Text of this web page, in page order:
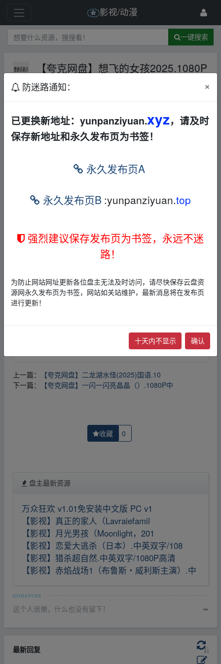
影视/动漫
一键搜索
【夸克网盘】想飞的女孩2025.1080P
中字高清收藏
【夸克网盘】想飞的女孩 2025.1080P 中字
fr▪om w_ww.y‥un‥pan▪zi‥yu‥an.xy▪z
免责声明
1，本站所有内容均为站内网盘爱好者分享发布的网盘链接
者文责自负。
3，本文内所有链接指向的云盘网盘资源，其版权归版权方
所有！其实际管理权为帖子发布者所有，本站无法操作相
进行投诉，我们将在确认本文链接指向的资源存
在侵权后，立即删除相关介绍帖子！
上一篇：
【夸克网盘】二龙湖水怪(2025)国语.10
下一篇：
【夸克网盘】一闪一闪亮晶晶（）.1080P中
收藏 0
盘主最新资源
万众狂欢 v1.01免安装中文版 PC v1
【影视】真正的家人（Lavraiefamil
【影视】月光男孩（Moonlight，201
【影视】恋爱大逃杀（日本）.中英双字/108
【影视】猎杀超自然.中英双字/1080P高清
【影视】赤焰战场1（布鲁斯・威利斯主演）.中
这个人很懒，什么也没有留下！ ➦
最新回复
防迷路通知： ×
已更换新地址：yunpanziyuan.xyz，请及时
保存新地址和永久发布页为书签！
永久发布页A
永久发布页B :yunpanziyuan.top
强烈建议保存发布页为书签，永远不迷
路！
为防止网站网址更新各位盘主无法及时访问，请尽快保存云盘资
源网永久发布页为书签，网站如关站维护，最新消息将在发布页
进行更新！
十天内不显示 确认